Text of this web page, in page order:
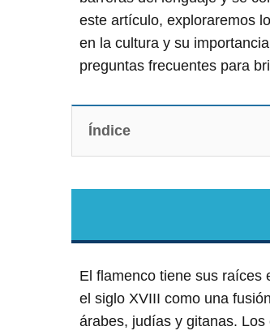
este artículo, exploraremos
en la cultura y su
preguntas frecuentes para
Índice
El flamenco tiene sus raíces
el siglo XVIII como una
árabes, judías y gitanas.